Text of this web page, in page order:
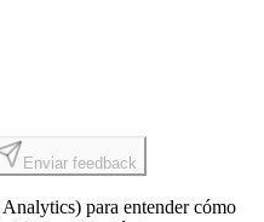
Enviar feedback
para entender cómo